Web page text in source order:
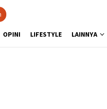
OPINI LIFESTYLE LAINNYA